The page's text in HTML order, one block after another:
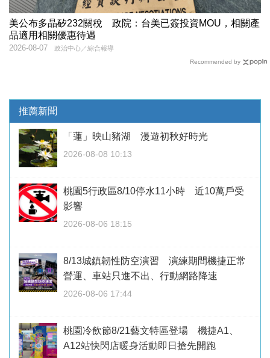
美公布多晶矽232關稅 政院：台美已簽投資MOU，相關產
品適用相關優惠待遇
政治中心／綜合報導
2026-08-07
Recommended by
推薦新聞
「蓮」映山豬湖 漫遊初秋好時光
2026-08-08 10:13
桃園5行政區8/10停水11小時 近10萬戶受
影響
2026-08-06 18:15
8/13城鎮韌性防空演習 演練期間機捷正常
營運、車站只進不出、行動網路降速
2026-08-06 17:44
桃園冷飲節8/21藝文特區登場 機捷A1、
A12站快閃店暖身活動即日搶先開跑